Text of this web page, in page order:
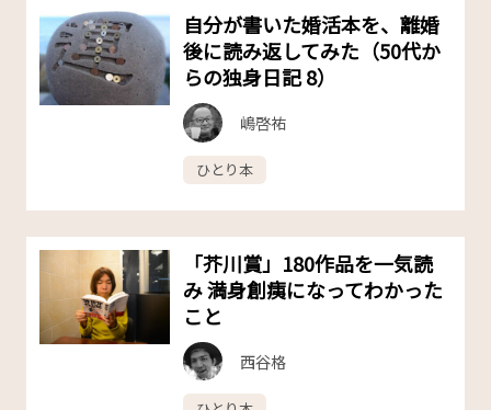
自分が書いた婚活本を、離婚
後に読み返してみた（50代か
らの独身日記 8）
嶋啓祐
ひとり本
「芥川賞」180作品を一気読
み 満身創痍になってわかった
こと
西谷格